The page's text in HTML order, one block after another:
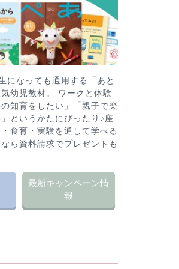
になっても通用する「あと
幼児教材。 ワークと体験
知育をしたい」「親子で楽
というかたにぴったり♪座
食育・実験を通して学べる
ら資料請求でプレゼントも
最新キャンペーン情
報